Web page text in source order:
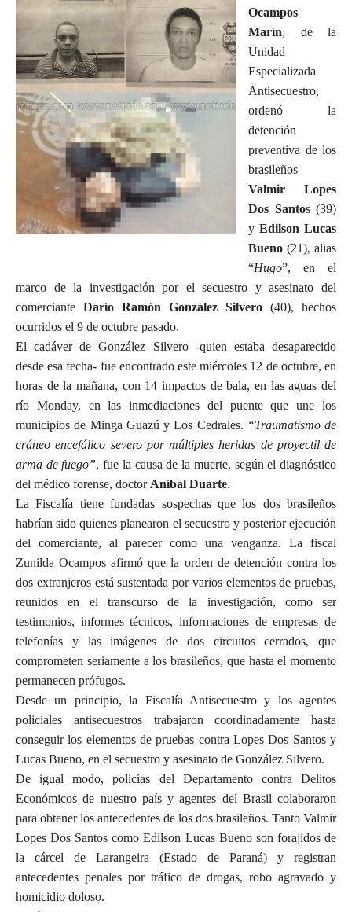
Ocampos
Marín, de la
Unidad
Especializada
Antisecuestro,
ordenó la
detención
preventiva de los
brasileños
Valmir Lopes
Dos Santos (39)
y Edilson Lucas
Bueno (21), alias
“Hugo”, en el
marco de la investigación por el secuestro y asesinato del
comerciante Darío Ramón González Silvero (40), hechos
ocurridos el 9 de octubre pasado.
El cadáver de González Silvero -quien estaba desaparecido
desde esa fecha- fue encontrado este miércoles 12 de octubre, en
horas de la mañana, con 14 impactos de bala, en las aguas del
río Monday, en las inmediaciones del puente que une los
municipios de Minga Guazú y Los Cedrales. “Traumatismo de
cráneo encefálico severo por múltiples heridas de proyectil de
arma de fuego”, fue la causa de la muerte, según el diagnóstico
del médico forense, doctor Aníbal Duarte.
La Fiscalía tiene fundadas sospechas que los dos brasileños
habrían sido quienes planearon el secuestro y posterior ejecución
del comerciante, al parecer como una venganza. La fiscal
Zunilda Ocampos afirmó que la orden de detención contra los
dos extranjeros está sustentada por varios elementos de pruebas,
reunidos en el transcurso de la investigación, como ser
testimonios, informes técnicos, informaciones de empresas de
telefonías y las imágenes de dos circuitos cerrados, que
comprometen seriamente a los brasileños, que hasta el momento
permanecen prófugos.
Desde un principio, la Fiscalía Antisecuestro y los agentes
policiales antisecuestros trabajaron coordinadamente hasta
conseguir los elementos de pruebas contra Lopes Dos Santos y
Lucas Bueno, en el secuestro y asesinato de González Silvero.
De igual modo, policías del Departamento contra Delitos
Económicos de nuestro país y agentes del Brasil colaboraron
para obtener los antecedentes de los dos brasileños. Tanto Valmir
Lopes Dos Santos como Edilson Lucas Bueno son forajidos de
la cárcel de Larangeira (Estado de Paraná) y registran
antecedentes penales por tráfico de drogas, robo agravado y
homicidio doloso.